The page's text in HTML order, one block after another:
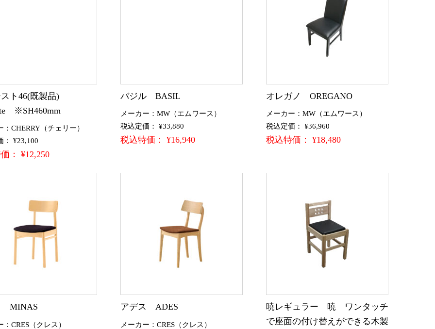
ト46(既製品)
※SH460mm
：CHERRY（チェリー）
： ¥23,100
： ¥12,250
バジル BASIL
メーカー：MW（エムワース）
税込定価： ¥33,880
税込特価： ¥16,940
オレガノ OREGANO
メーカー：MW（エムワース）
税込定価： ¥36,960
税込特価： ¥18,480
MINAS
：CRES（クレス）
アデス ADES
メーカー：CRES（クレス）
暁レギュラー 暁 ワンタッチ
で座面の付け替えができる木製